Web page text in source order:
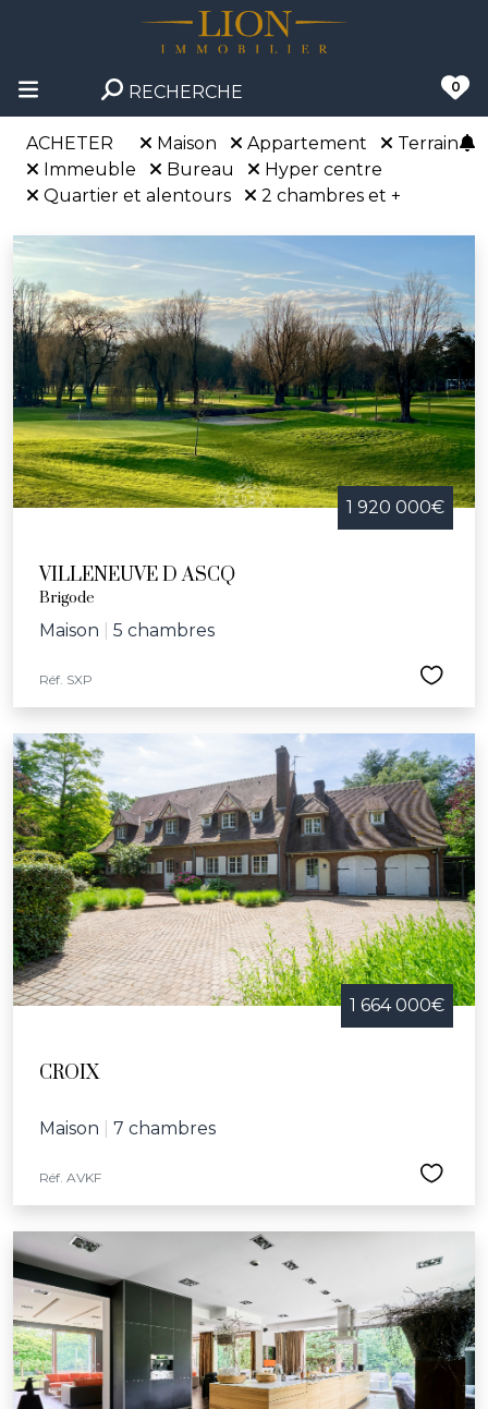
RECHERCHE 0
ACHETER Maison Appartement
Terrain
Immeuble
Bureau
Hyper centre
Quartier et alentours
2 chambres et +
1 920 000€
VILLENEUVE D ASCQ
Brigode
Maison 5 chambres
Réf. SXP
1 664 000€
CROIX
Maison 7 chambres
Réf. AVKF